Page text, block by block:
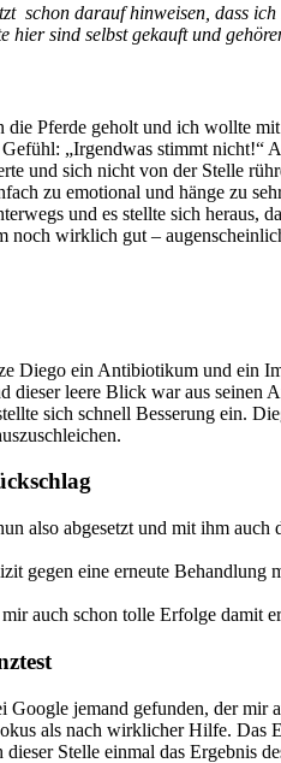
schon darauf hinweisen, dass
hier sind selbst gekauft und
die Pferde geholt und ich wollte
„Irgendwas stimmt nicht!“
und sich nicht von der Stelle
zu emotional und hänge zu
und es stellte sich heraus,
noch wirklich gut –
Diego ein Antibiotikum und ein
dieser leere Blick war aus
sich schnell Besserung ein.
also abgesetzt und mit ihm
gegen eine erneute Behandlung
auch schon tolle Erfolge damit
Google jemand gefunden, der mir
als nach wirklicher Hilfe. Das
dieser Stelle einmal das Ergebnis